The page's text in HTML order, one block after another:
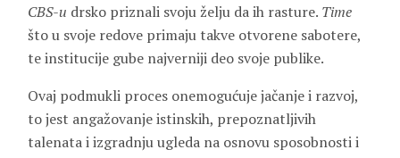
CBS-u drsko priznali svoju želju da ih rasture. Time
što u svoje redove primaju takve otvorene sabotere,
te institucije gube najverniji deo svoje publike.
Ovaj podmukli proces onemogućuje jačanje i razvoj,
to jest angažovanje istinskih, prepoznatljivih
talenata i izgradnju ugleda na osnovu sposobnosti i